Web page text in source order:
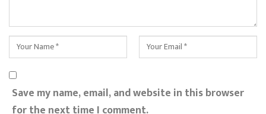
Save my name, email, and website in this browser
for the next time I comment.